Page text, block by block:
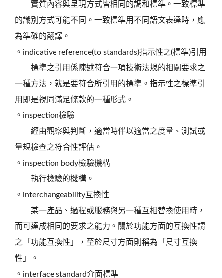
實質內容與呈現方式皆相同的調和標準。一致標準
的識別方式可能不同。一致標準用不同語文表達時，應
為準確的翻譯。
。indicative reference(to standards)指示性之(標準)引用
標準之引用係陳述符合一項技術法規的相關要求之
一種方法，就是要符合所引用的標準。指示性之標準引
用即是視同滿足條款的一種形式。
。inspection檢驗
經由觀察與判斷，適當時伴以適當之度量、測試或
量規檢查之符合性評估。
。inspection body檢驗機構
執行檢驗的機構。
。interchangeability互換性
某一產品、過程或服務與另一種互相替換使用時，
而可達成相同的要求之能力。關於功能方面的互換性謂
之「功能互換性」，至於尺寸方面則稱為「尺寸互換
性」。
。interface standard介面標準